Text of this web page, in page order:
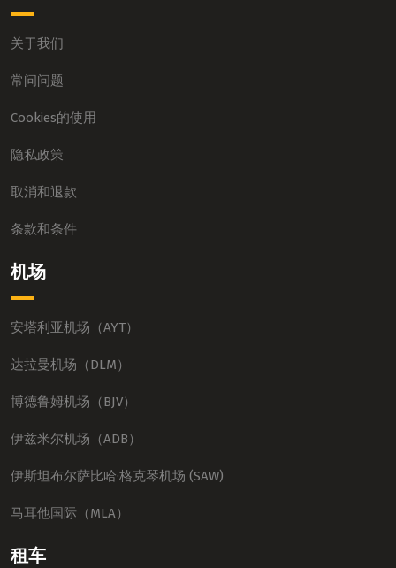
关于我们
常问问题
Cookies的使用
隐私政策
取消和退款
条款和条件
机场
安塔利亚机场（AYT）
达拉曼机场（DLM）
博德鲁姆机场（BJV）
伊兹米尔机场（ADB）
伊斯坦布尔萨比哈·格克琴机场 (SAW)
马耳他国际（MLA）
租车